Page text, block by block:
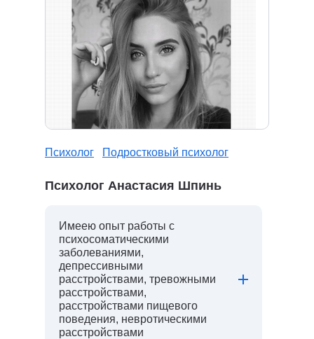
Психолог Подростковый психолог
Психолог Анастасия Шпинь
Имеею опыт работы с
психосоматическими
заболеваниями,
депрессивными
расстройствами, тревожными
расстройствами,
расстройствами пищевого
поведения, невротическими
расстройствами